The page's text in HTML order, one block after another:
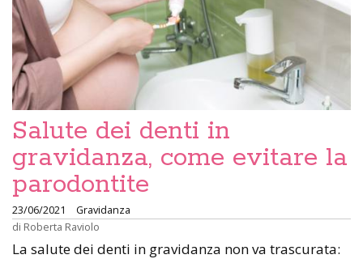
Salute dei denti in
gravidanza, come evitare la
parodontite
23/06/2021
Gravidanza
di Roberta Raviolo
La salute dei denti in gravidanza non va trascurata: